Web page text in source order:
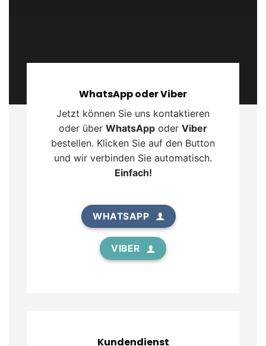
WhatsApp oder Viber
Jetzt können Sie uns kontaktieren
oder über WhatsApp oder Viber
bestellen. Klicken Sie auf den Button
und wir verbinden Sie automatisch.
Einfach!
WHATSAPP
VIBER
Kundendienst